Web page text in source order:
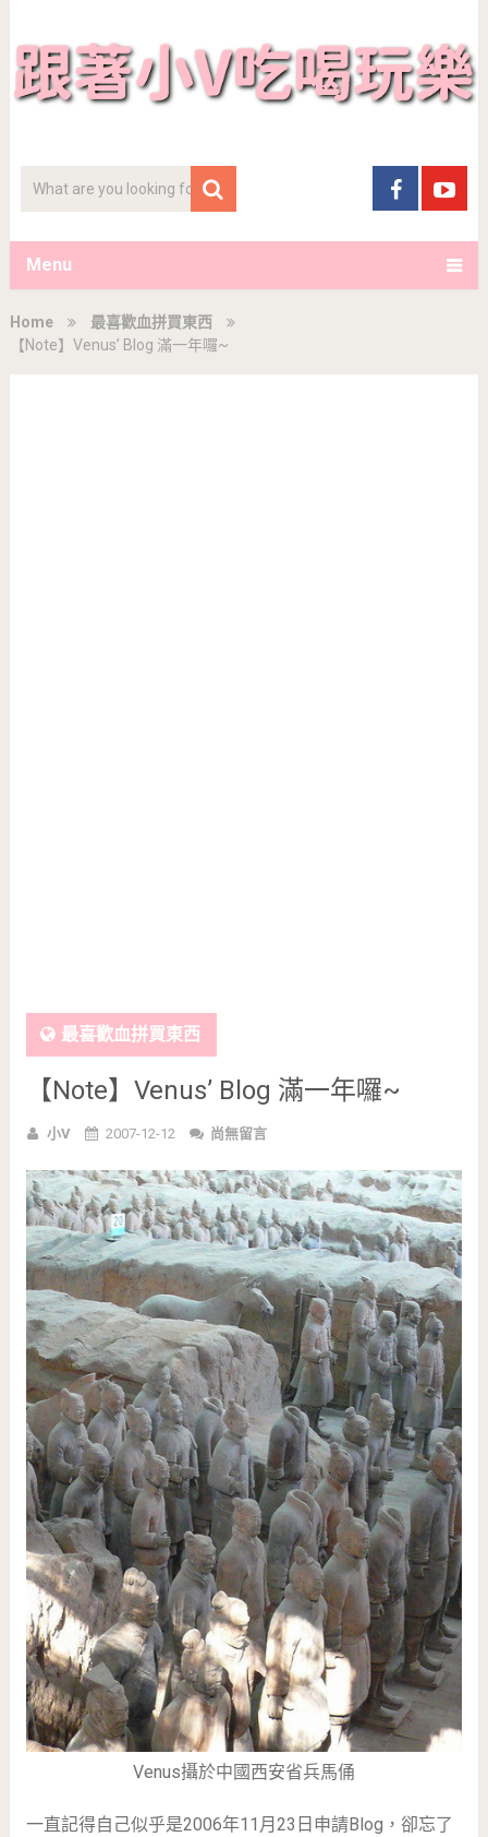
Menu
Home
最喜歡血拼買東西
【Note】Venus’ Blog 滿一年囉~
最喜歡血拼買東西
【Note】Venus’ Blog 滿一年囉~
小V 2007-12-12 尚無留言
Venus攝於中國西安省兵馬俑
一直記得自己似乎是2006年11月23日申請Blog，卻忘了